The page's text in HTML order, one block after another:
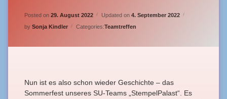
Posted on 29. August 2022 Updated on 4. September 2022
by Sonja Kindler Categories:Teamtreffen
Nun ist es also schon wieder Geschichte – das
Sommerfest unseres SU-Teams „StempelPalast“. Es